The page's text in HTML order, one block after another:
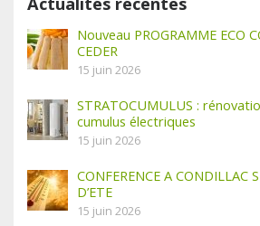
Nouveau PROGRAMME ECO
CEDER
15 juin 2026
STRATOCUMULUS :
cumulus électriques
15 juin 2026
CONFERENCE A CONDILLAC
D’ETE
15 juin 2026